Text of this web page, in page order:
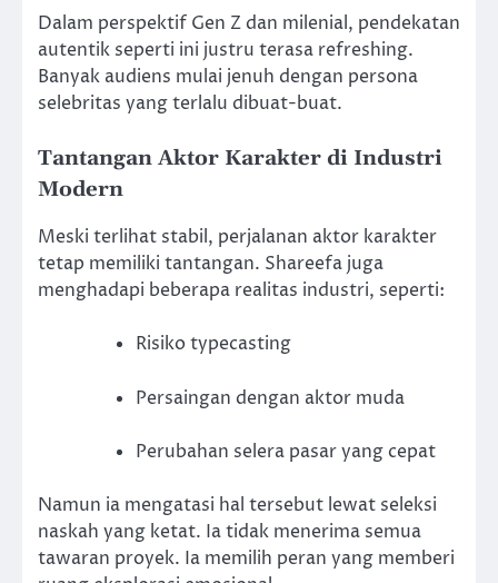
Dalam perspektif Gen Z dan milenial, pendekatan
autentik seperti ini justru terasa refreshing.
Banyak audiens mulai jenuh dengan persona
selebritas yang terlalu dibuat-buat.
Tantangan Aktor Karakter di Industri
Modern
Meski terlihat stabil, perjalanan aktor karakter
tetap memiliki tantangan. Shareefa juga
menghadapi beberapa realitas industri, seperti:
Risiko typecasting
Persaingan dengan aktor muda
Perubahan selera pasar yang cepat
Namun ia mengatasi hal tersebut lewat seleksi
naskah yang ketat. Ia tidak menerima semua
tawaran proyek. Ia memilih peran yang memberi